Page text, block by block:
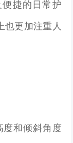
捷的日常护
也更加注重人
度和倾斜角度